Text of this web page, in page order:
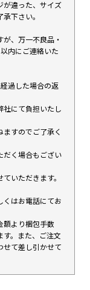
が違った、サイズ
下さい。
、万一不良品・
内にご連絡いた
過した場合の返
社にて負担いたし
すのでご了承く
だく場合もござい
いただきます。
くはお電話にてお
額より梱包手数
す。また、ご注文
せて差し引かせて